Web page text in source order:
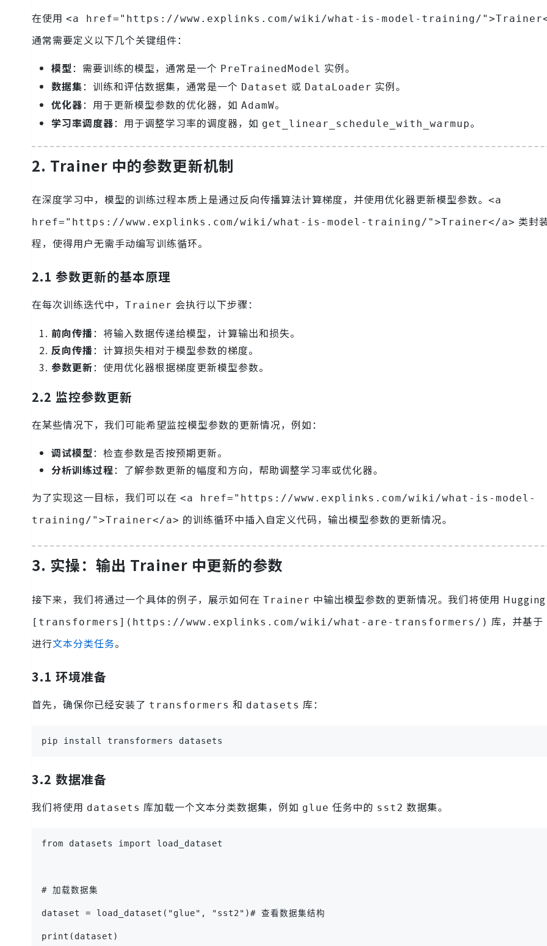
在使用 <a href="https://www.explinks.com/wiki/what-is-model-training/
通常需要定义以下几个关键组件：
模型：需要训练的模型，通常是一个 PreTrainedModel 实例。
数据集：训练和评估数据集，通常是一个 Dataset 或 DataLoader 实例。
优化器：用于更新模型参数的优化器，如 AdamW。
学习率调度器：用于调整学习率的调度器，如 get_linear_schedule_with_warmup。
2. Trainer 中的参数更新机制
在深度学习中，模型的训练过程本质上是通过反向传播算法计算梯度，并使用优化器更新模型参数。 <a
href="https://www.explinks.com/wiki/what-is-model-training/">Trainer</a> 类封
程，使得用户无需手动编写训练循环。
2.1 参数更新的基本原理
在每次训练迭代中， Trainer 会执行以下步骤：
前向传播：将输入数据传递给模型，计算输出和损失。
反向传播：计算损失相对于模型参数的梯度。
参数更新：使用优化器根据梯度更新模型参数。
2.2 监控参数更新
在某些情况下，我们可能希望监控模型参数的更新情况，例如：
调试模型：检查参数是否按预期更新。
分析训练过程：了解参数更新的幅度和方向，帮助调整学习率或优化器。
为了实现这一目标，我们可以在 <a href="https://www.explinks.com/wiki/what-is-model-
training/">Trainer</a> 的训练循环中插入自定义代码，输出模型参数的更新情况。
3. 实操：输出 Trainer 中更新的参数
接下来，我们将通过一个具体的例子，展示如何在 Trainer 中输出模型参数的更新情况。我们将使用
[transformers](https://www.explinks.com/wiki/what-are-transformers/) 库，并基于
进行文本分类任务。
3.1 环境准备
首先，确保你已经安装了 transformers 和 datasets 库：
pip install transformers datasets
3.2 数据准备
我们将使用 datasets 库加载一个文本分类数据集，例如 glue 任务中的 sst2 数据集。
from datasets import load_dataset
# 加载数据集
dataset = load_dataset("glue", "sst2")# 查看数据集结构
print(dataset)